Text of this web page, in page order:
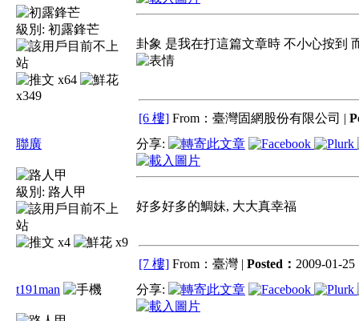
級別: 初露鋒芒
x64
x349
卦象 是我在打這篇文章時 不小心按到
[6 樓] From：臺灣固網股份有限公司 |
聯廣
級別: 路人甲
x4 x9
分享:
好多好多的鯛妹, 大大真幸福
[7 樓] From：臺灣 | Posted： 2009-01-25
t191man
分享: